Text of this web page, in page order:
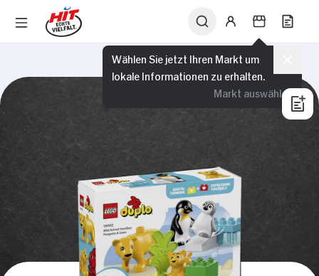
Wählen Sie jetzt Ihren Markt um
lokale Informationen zu erhalten.
Markt auswählen